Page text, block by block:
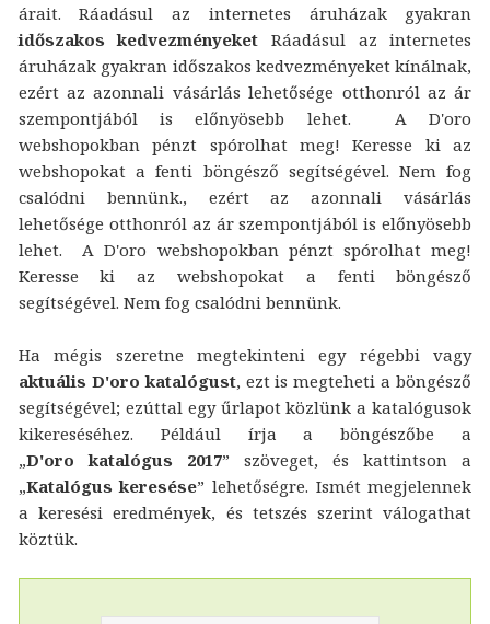
árait. Ráadásul az internetes áruházak gyakran
időszakos kedvezményeket Ráadásul az internetes
áruházak gyakran időszakos kedvezményeket kínálnak,
ezért az azonnali vásárlás lehetősége otthonról az ár
szempontjából is előnyösebb lehet. A D'oro
webshopokban pénzt spórolhat meg! Keresse ki az
webshopokat a fenti böngésző segítségével. Nem fog
csalódni bennünk., ezért az azonnali vásárlás
lehetősége otthonról az ár szempontjából is előnyösebb
lehet. A D'oro webshopokban pénzt spórolhat meg!
Keresse ki az webshopokat a fenti böngésző
segítségével. Nem fog csalódni bennünk.
Ha mégis szeretne megtekinteni egy régebbi vagy
aktuális D'oro katalógust, ezt is megteheti a böngésző
segítségével; ezúttal egy űrlapot közlünk a katalógusok
kikereséséhez. Például írja a böngészőbe a
„D'oro katalógus 2017” szöveget, és kattintson a
„Katalógus keresése” lehetőségre. Ismét megjelennek
a keresési eredmények, és tetszés szerint válogathat
köztük.